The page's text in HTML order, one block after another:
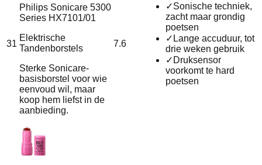
31
Philips Sonicare 5300
Series HX7101/01
Elektrische
Tandenborstels
Sterke Sonicare-
basisborstel voor wie
eenvoud wil, maar
koop hem liefst in de
aanbieding.
7.6
✓Sonische techniek,
zacht maar grondig
poetsen
✓ Lange accuduur, tot
drie weken gebruik
✓ Druksensor
voorkomt te hard
poetsen